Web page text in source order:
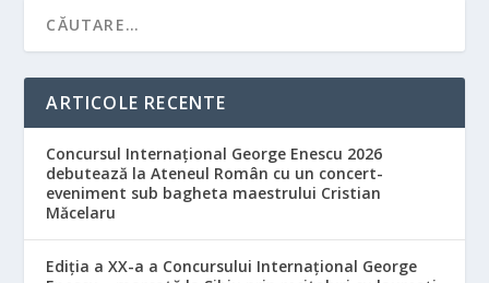
ARTICOLE RECENTE
Concursul Internațional George Enescu 2026
debutează la Ateneul Român cu un concert-
eveniment sub bagheta maestrului Cristian
Măcelaru
Ediția a XX-a a Concursului Internațional George